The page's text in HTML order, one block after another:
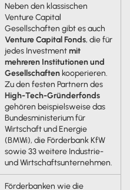
Neben den klassischen
Venture Capital
Gesellschaften gibt es auch
Venture Capital Fonds, die für
jedes Investmentmit
mehreren Institutionen und
Gesellschaftenkooperieren.
Zu den festen Partnern des
High-Tech-Gründerfonds
gehören beispielsweise das
Bundesministerium für
Wirtschaft und Energie
(BMWi), die Förderbank KfW
sowie 33 weitere Industrie-
und Wirtschaftsunternehmen.
Förderbanken wie die